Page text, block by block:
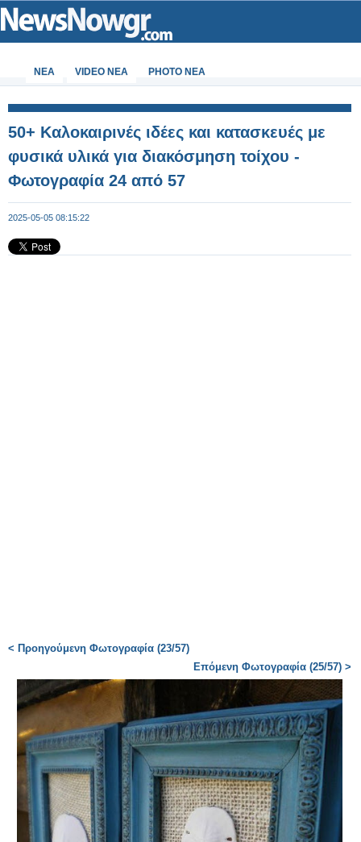
ΝΕΑ VIDEO NEA PHOTO NEA
50+ Καλοκαιρινές ιδέες και κατασκευές με
φυσικά υλικά για διακόσμηση τοίχου -
Φωτογραφία 24 από 57
2025-05-05 08:15:22
< Προηγούμενη Φωτογραφία (23/57)
Επόμενη Φωτογραφία (25/57) >